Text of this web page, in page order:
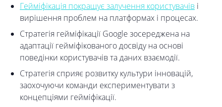
Гейміфікація покращує залучення користувачів і
вирішення проблем на платформах і процесах.
Стратегія гейміфікації Google зосереджена на
адаптації гейміфікованого досвіду на основі
поведінки користувачів та даних взаємодії.
Стратегія сприяє розвитку культури інновацій,
заохочуючи команди експериментувати з
концепціями гейміфікації.